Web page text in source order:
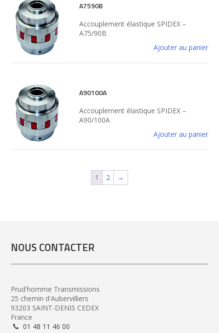
A7590B
Accouplement élastique SPIDEX –
A75/90B
Ajouter au panier
A90100A
Accouplement élastique SPIDEX –
A90/100A
Ajouter au panier
1 2 →
NOUS CONTACTER
Prud'homme Transmissions
25 chemin d'Aubervilliers
93203 SAINT-DENIS CEDEX
France
01 48 11 46 00